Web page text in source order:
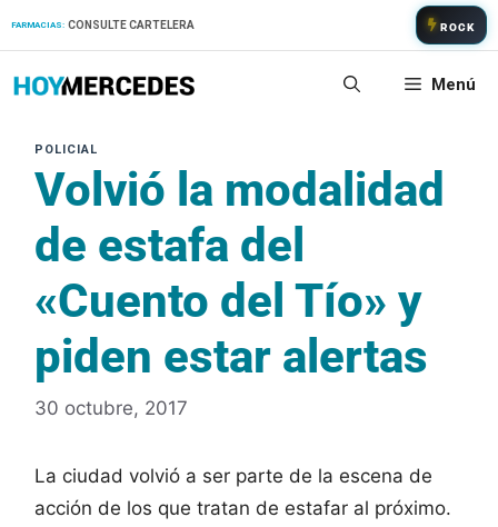
FARMACIAS: CONSULTE CARTELERA ROCK
Menú
Volvió la modalidad
de estafa del
«Cuento del Tío» y
piden estar alertas
30 octubre, 2017
La ciudad volvió a ser parte de la escena de
acción de los que tratan de estafar al próximo.